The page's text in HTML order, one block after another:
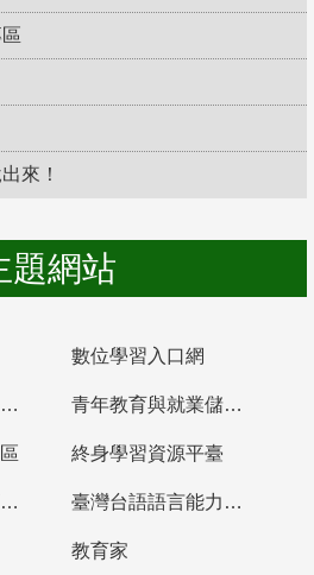
來！
題網站
數位學習入口網
教育部統計處電子書櫃 青年教育與就業儲蓄帳戶
終身學習資源平臺
教育部高中等以下學校及幼兒園教師資格檢定考試 臺灣台語語言能力認證網站
教育家